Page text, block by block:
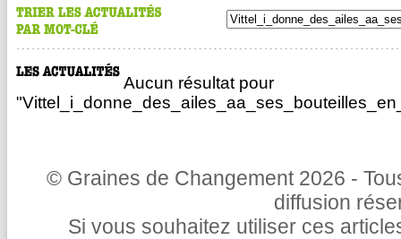
Aucun résultat pour
© Graines de Changement 2026 -
diffusion
Si vous souhaitez utiliser ces